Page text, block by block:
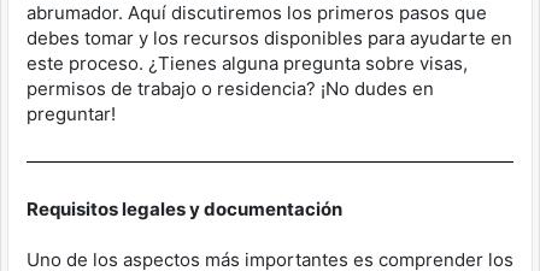
abrumador. Aquí discutiremos los primeros pasos que
debes tomar y los recursos disponibles para ayudarte en
este proceso. ¿Tienes alguna pregunta sobre visas,
permisos de trabajo o residencia? ¡No dudes en
preguntar!
Requisitos legales y documentación
Uno de los aspectos más importantes es comprender los